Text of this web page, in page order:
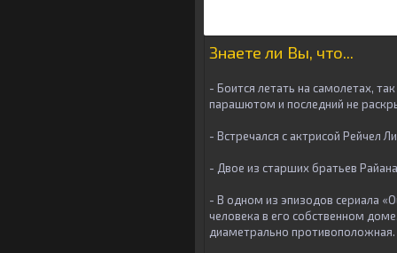
Знаете ли Вы, что...
- Боится летать на самолетах,
парашютом и последний не
- Встречался с актрисой Рейчел
- Двое из старших братьев
- В одном из эпизодов сериала
человека в его собственном
диаметрально противоположная.